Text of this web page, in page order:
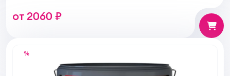
от 2060 ₽
%